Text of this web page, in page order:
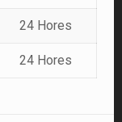
24 Hores
24 Hores